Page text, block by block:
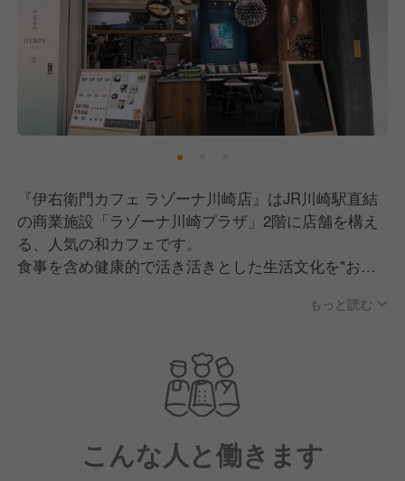
『伊右衛門カフェ ラゾーナ川崎店』はJR川崎駅直結
の商業施設「ラゾーナ川崎プラザ」2階に店舗を構え
る、人気の和カフェです。
食事を含め健康的で活き活きとした生活文化を"お
落ち着いた雰囲気のお洒落な店内は全58席。
ソファ席やテーブル席を用意しているので、おひとり
様でもゆっくり過ごしていただいたり、ご友人同士や
ご家族様で賑やかに楽しんでいただいたりと様々なシ
ーンに応えられるようになっています。
メニューは、こだわりの日本茶からお茶を使ったオリ
もっと読む
こんな人と働きます